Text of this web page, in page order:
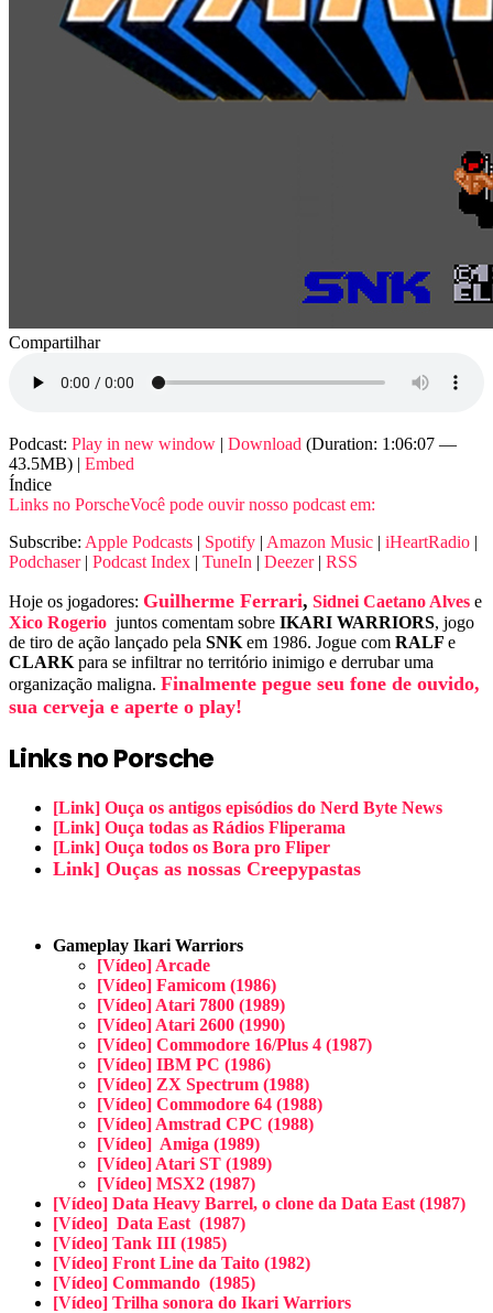
Compartilhar
Podcast: Play in new window | Download (Duration: 1:06:07 —
43.5MB) | Embed
Índice
Links no PorscheVocê pode ouvir nosso podcast em:
Subscribe: Apple Podcasts | Spotify | Amazon Music | iHeartRadio |
Podchaser| Podcast Index | TuneIn | Deezer| RSS
Hoje os jogadores: Guilherme Ferrari, Sidnei Caetano Alves e
Xico Rogerio juntos comentam sobre IKARI WARRIORS, jogo
de tiro de ação lançado pela SNK em 1986. Jogue com RALF e
CLARK para se infiltrar no território inimigo e derrubar uma
organização maligna. Finalmente pegue seu fone de ouvido,
sua cerveja e aperte o play!
Links no Porsche
[Link] Ouça os antigos episódios do Nerd Byte News
[Link] Ouça todas as Rádios Fliperama
[Link] Ouça todos os Bora pro Fliper
Link] Ouças as nossas Creepypastas
Gameplay Ikari Warriors
[Vídeo] Arcade
[Vídeo] Famicom (1986)
[Vídeo] Atari 7800 (1989)
[Vídeo] Atari 2600 (1990)
[Vídeo] Commodore 16/Plus 4 (1987)
[Vídeo] IBM PC (1986)
[Vídeo] ZX Spectrum (1988)
[Vídeo] Commodore 64 (1988)
[Vídeo] Amstrad CPC (1988)
[Vídeo] Amiga (1989)
[Vídeo] Atari ST (1989)
[Vídeo] MSX2 (1987)
[Vídeo] Data Heavy Barrel, o clone da Data East (1987)
[Vídeo] Data East (1987)
[Vídeo] Tank III (1985)
[Vídeo] Front Line da Taito (1982)
[Vídeo] Commando (1985)
[Vídeo] Trilha sonora do Ikari Warriors